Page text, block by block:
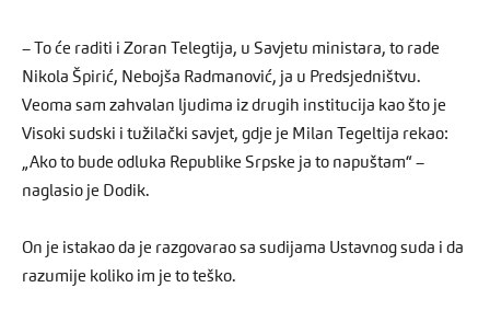
– To će raditi i Zoran Telegtija, u Savjetu ministara, to rade
Nikola Špirić, Nebojša Radmanović, ja u Predsjedništvu.
Veoma sam zahvalan ljudima iz drugih institucija kao što je
Visoki sudski i tužilački savjet, gdje je Milan Tegeltija rekao:
„Ako to bude odluka Republike Srpske ja to napuštam“ –
naglasio je Dodik.
On je istakao da je razgovarao sa sudijama Ustavnog suda i da
razumije koliko im je to teško.